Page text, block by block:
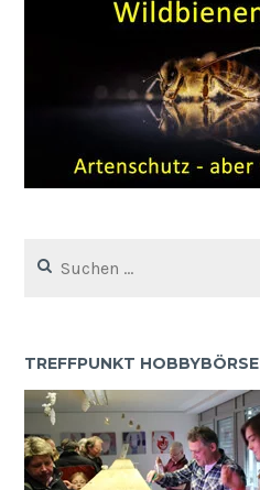
nach:
TREFFPUNKT HOBBYBÖRSE